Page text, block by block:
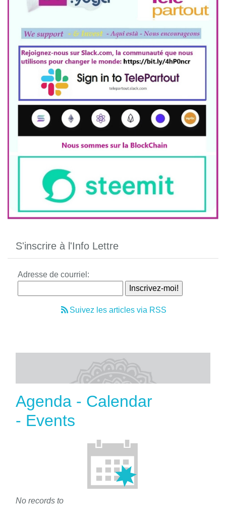
S'inscrire à l'Info Lettre
Adresse de courriel:
Suivez les articles via RSS
Agenda - Calendar
- Events
No records to